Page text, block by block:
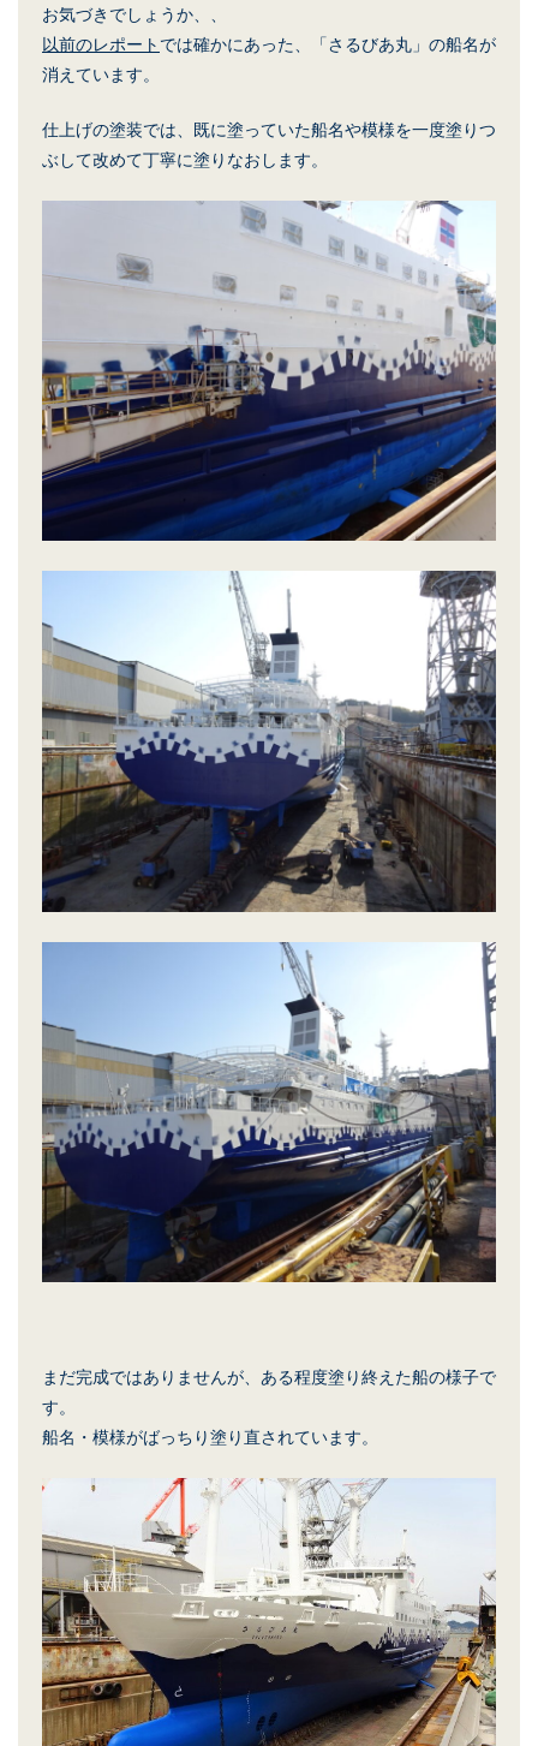
お気づきでしょうか、、
以前のレポート では確かにあった、「さるびあ丸」の船名が
消えています。
仕上げの塗装では、既に塗っていた船名や模様を一度塗りつ
ぶして改めて丁寧に塗りなおします。
まだ完成ではありませんが、ある程度塗り終えた船の様子で
す。
船名・模様がばっちり塗り直されています。